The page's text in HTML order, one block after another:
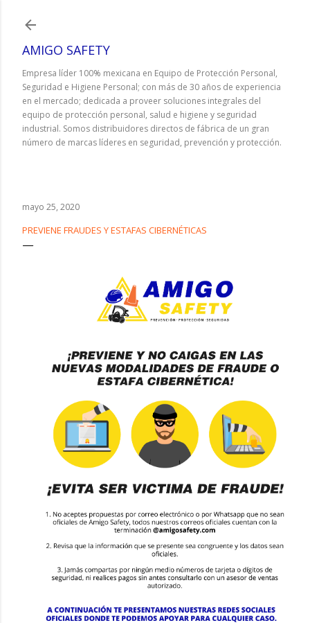
AMIGO SAFETY
Empresa líder 100% mexicana en Equipo de Protección Personal,
Seguridad e Higiene Personal; con más de 30 años de experiencia
en el mercado; dedicada a proveer soluciones integrales del
equipo de protección personal, salud e higiene y seguridad
industrial. Somos distribuidores directos de fábrica de un gran
número de marcas líderes en seguridad, prevención y protección.
mayo 25, 2020
PREVIENE FRAUDES Y ESTAFAS CIBERNÉTICAS